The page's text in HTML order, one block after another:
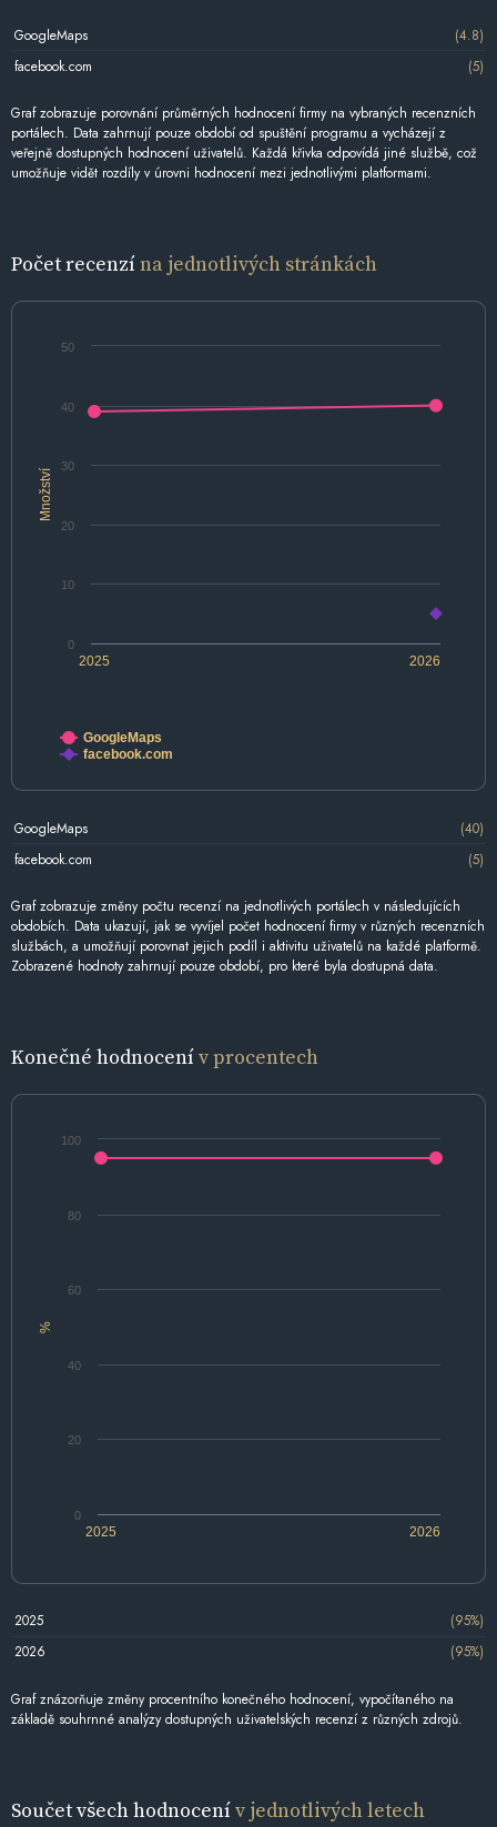
GoogleMaps
(4.8)
facebook.com
(5)
Graf zobrazuje porovnání průměrných hodnocení firmy na vybraných recenzních
portálech. Data zahrnují pouze období od spuštění programu a vycházejí z
veřejně dostupných hodnocení uživatelů. Každá křivka odpovídá jiné službě, což
umožňuje vidět rozdíly v úrovni hodnocení mezi jednotlivými platformami.
Počet recenzína jednotlivých stránkách
Množství
2025 2026
0
10
20
30
40
50
GoogleMaps
facebook.com
GoogleMaps
(40)
facebook.com
(5)
Graf zobrazuje změny počtu recenzí na jednotlivých portálech v následujících
obdobích. Data ukazují, jak se vyvíjel počet hodnocení firmy v různých recenzních
službách, a umožňují porovnat jejich podíl i aktivitu uživatelů na každé platformě.
Zobrazené hodnoty zahrnují pouze období, pro které byla dostupná data.
Konečné hodnocenív procentech
%
2025 2026
0
20
40
60
80
100
2025
(95%)
2026
(95%)
Graf znázorňuje změny procentního konečného hodnocení, vypočítaného na
základě souhrnné analýzy dostupných uživatelských recenzí z různých zdrojů.
Součet všech hodnocenív jednotlivých letech